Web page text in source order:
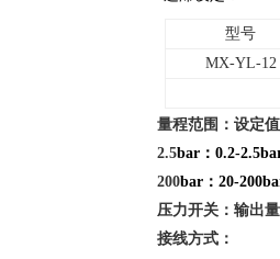
型号
MX-YL-12
量程范围：设定值
2.5bar：0.2-
200bar：20-
压力开关：输出
接线方式：